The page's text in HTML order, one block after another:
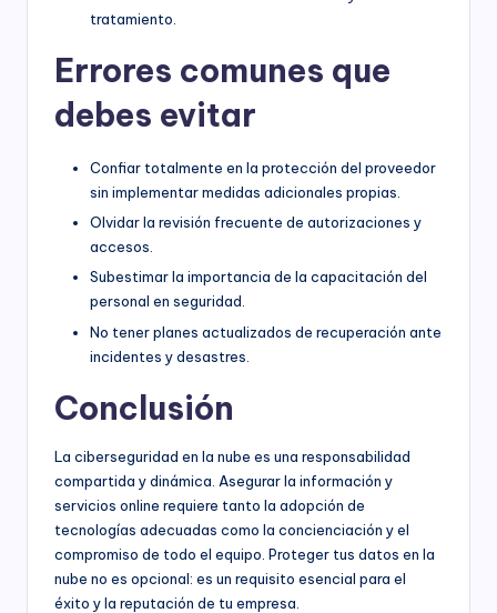
tratamiento.
Errores comunes que
debes evitar
Confiar totalmente en la protección del proveedor
sin implementar medidas adicionales propias.
Olvidar la revisión frecuente de autorizaciones y
accesos.
Subestimar la importancia de la capacitación del
personal en seguridad.
No tener planes actualizados de recuperación ante
incidentes y desastres.
Conclusión
La ciberseguridad en la nube es una responsabilidad
compartida y dinámica. Asegurar la información y
servicios online requiere tanto la adopción de
tecnologías adecuadas como la concienciación y el
compromiso de todo el equipo. Proteger tus datos en la
nube no es opcional: es un requisito esencial para el
éxito y la reputación de tu empresa.